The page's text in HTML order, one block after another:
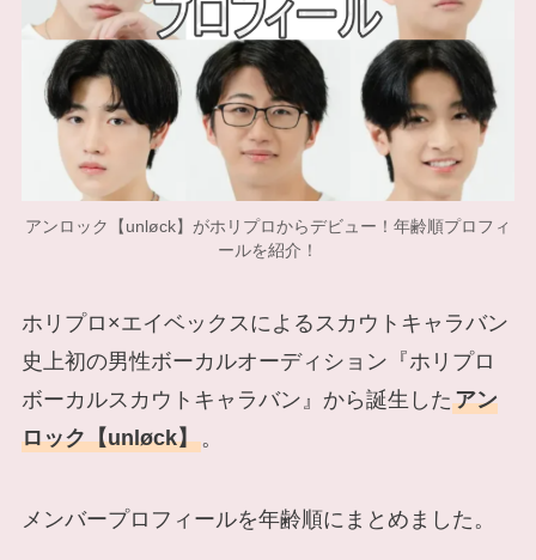
アンロック【unløck】がホリプロからデビュー！年齢順プロフィ
ールを紹介！
ホリプロ×エイベックスによるスカウトキャラバン
史上初の男性ボーカルオーディション『ホリプロ
ボーカルスカウトキャラバン』から誕生したアン
ロック【unløck】。
メンバープロフィールを年齢順にまとめました。